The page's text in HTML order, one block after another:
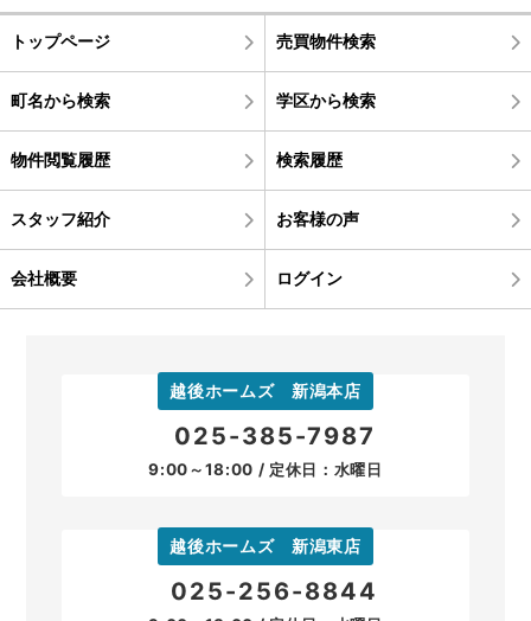
トップページ 売買物件検索
町名から検索 学区から検索
物件閲覧履歴 検索履歴
スタッフ紹介 お客様の声
会社概要 ログイン
越後ホームズ 新潟本店
025-385-7987
9:00～18:00 / 定休日：水曜日
越後ホームズ 新潟東店
025-256-8844